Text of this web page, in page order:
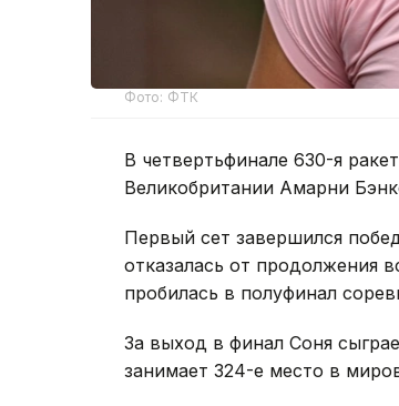
Фото: ФТК
В четвертьфинале 630-я
Великобритании Амарни
Первый сет завершился
отказалась от продолжения
пробилась в полуфинал
За выход в финал Соня
занимает 324-е место в